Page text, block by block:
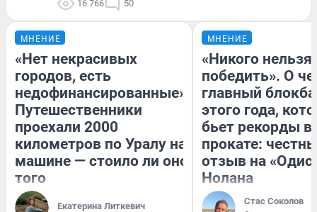
16 766 50
МНЕНИЕ
«Нет некрасивых
городов, есть
недофинансированные».
Путешественники
проехали 2000
километров по Уралу на
машине — стоило ли оно
того
Екатерина Литкевич
МНЕНИЕ
«Никого нельзя
победить». О
главный
этого года,
бьет рекорды в
прокате:
отзыв на
Нолана
Стас Соколов